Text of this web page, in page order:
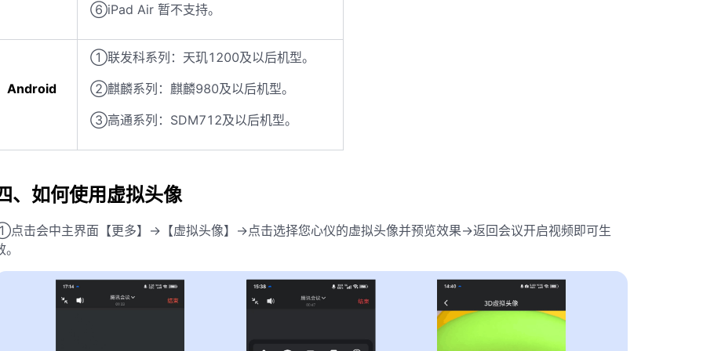
⑥iPad Air 暂不支持。
Android
①联发科系列：天玑1200及以后机型。
②麒麟系列：麒麟980及以后机型。
③高通系列：SDM712及以后机型。
、如何使用虚拟头像
击会中主界面【更多】->【虚拟头像】->点击选择您心仪的虚拟头像并预览效果->返回会议开启视频即可生
。